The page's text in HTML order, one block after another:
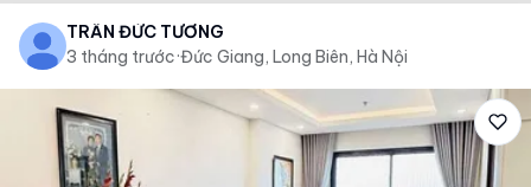
TRẦN ĐỨC TƯƠNG
3 tháng trước·Đức Giang, Long Biên, Hà Nội